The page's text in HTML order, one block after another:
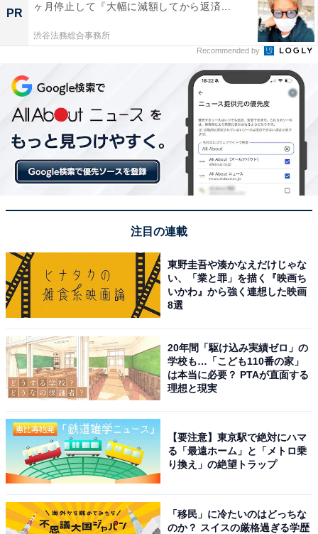
[New Trip] スーツケース キャリーケース PC100%ボディ
アルミフレームタイプ 大型 Mサイズ 60L 4～7泊 ブラッ
Amazonで見る
New Trip「GB0702P-02」
[New Trip] スーツケース フロントオープン 機内持ち込み
キャリーケース 前開き Sサイズ 40リットル 1-3泊 ブルー
色
Amazonで見る
New Trip「GB0701Plus」
PR
ヶ月停止して『大幅に減額してから返済...
渋谷法務総合事務所
Recommended by
注目の連載
東野圭吾や湊かなえだけじゃな
い、「業と罪」を描く『映画ち
いかわ』から強く連想した映画
8選
20年間「駆け込み実績ゼロ」の
学校も…「こども110番の家」
は本当に必要？ PTAが直面する
理想と現実
【要注意】東京駅で絶対にハマ
る「最遠ホーム」と「メトロ乗
り換え」の絶望トラップ
「移民」に冷たいのはどっちな
のか？ スイスの厳格過ぎる学歴